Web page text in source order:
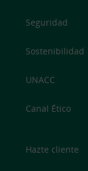
Seguridad
Sostenibilidad
UNACC
Canal Ético
Hazte cliente